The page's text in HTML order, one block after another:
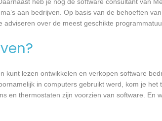
aan bedrijven. Op basis van de behoeften
over de meest geschikte
kunt lezen ontwikkelen en verkopen software
in computers gebruikt werd, kom je
en thermostaten zijn voorzien van software. En